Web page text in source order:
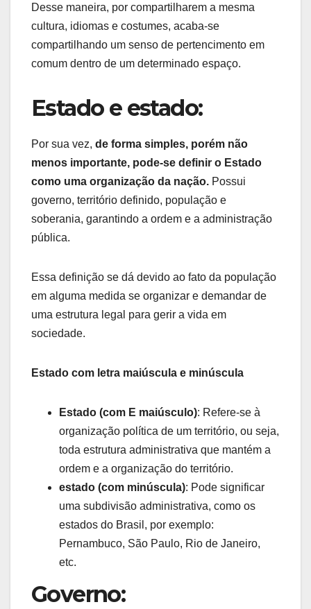
Desse maneira, por compartilharem a mesma
cultura, idiomas e costumes, acaba-se
compartilhando um senso de pertencimento em
comum dentro de um determinado espaço.
Estado e estado:
Por sua vez, de forma simples, porém não
menos importante, pode-se definir o Estado
como uma organização da nação. Possui
governo, território definido, população e
soberania, garantindo a ordem e a administração
pública.
Essa definição se dá devido ao fato da população
em alguma medida se organizar e demandar de
uma estrutura legal para gerir a vida em
sociedade.
Estado com letra maiúscula e minúscula
Estado (com E maiúsculo): Refere-se à
organização política de um território, ou seja,
toda estrutura administrativa que mantém a
ordem e a organização do território.
estado (com minúscula): Pode significar
uma subdivisão administrativa, como os
estados do Brasil, por exemplo:
Pernambuco, São Paulo, Rio de Janeiro,
etc.
Governo: